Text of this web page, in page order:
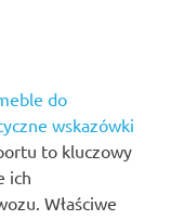
do
wskazówki
to kluczowy
ich
Właściwe